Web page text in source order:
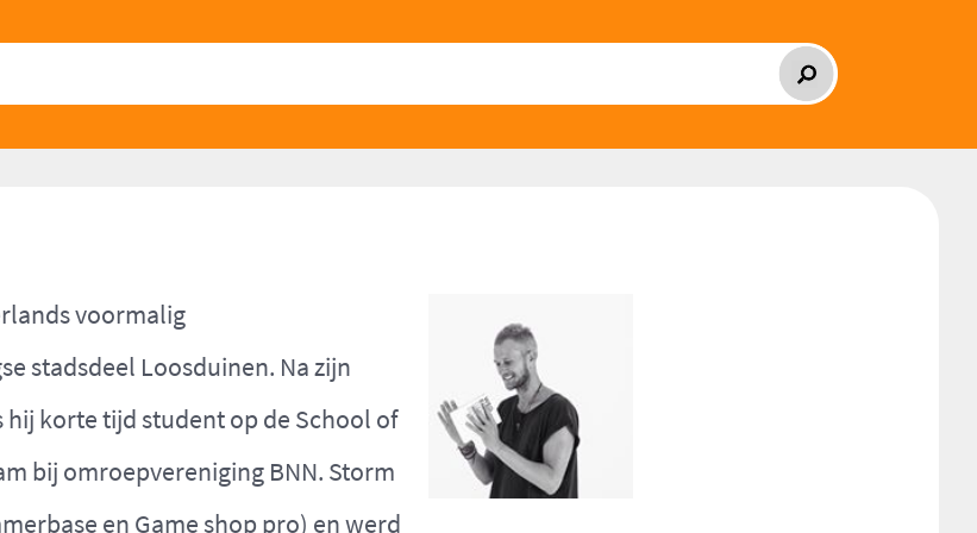
voormalig
stadsdeel Loosduinen. Na zijn
korte tijd student op de School of
bij omroepvereniging BNN. Storm
en Game shop pro) en werd